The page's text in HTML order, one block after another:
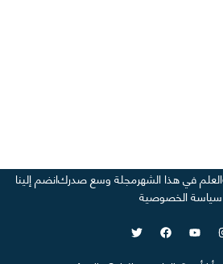
العلم في هذا الشهرمجلة وسع صدركانضم إلينا
سياسة الخصوصية